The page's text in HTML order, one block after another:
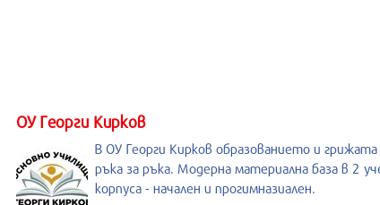
ОУ Георги Кирков
В ОУ Георги Кирков образованието и
ръка за ръка. Модерна материална база в 2
корпуса - начален и прогимназиален.